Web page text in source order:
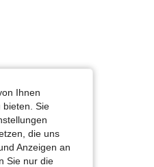
Größe: S
Ihnen
bieten. Sie
die uns
Anzeigen an
Sie nur die